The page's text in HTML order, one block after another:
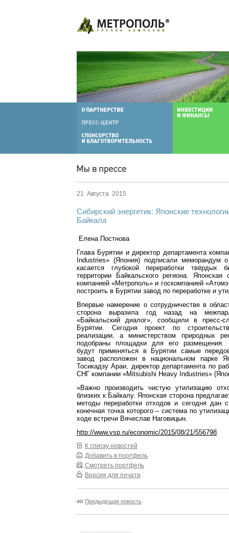
21 Августа 2015
Сибирский энергетик: Японские
Байкала
Елена Постнова
Глава Бурятии и директор департамента
Industries» (Япония) подписали меморандум
касается глубокой переработки твёрдых
территории Байкальского региона. Японская
компанией «Метрополь» и госкомпанией
построить в Бурятии завод по переработке и
Впервые намерение о сотрудничестве в
сторона выразила год назад на
«Байкальский диалог», сообщили в пресс-
Бурятии. Сегодня проект по
реализации, а министерством природных
подобраны площадки для его размещения.
будут применяться в Бурятии самые
завод расположен в национальном парке
Тосикадзу Араи, директор департамента по
СНГ компании «Mitsubishi Heavy Industries»
«Важно производить чистую утилизацию
близких к Байкалу. Японская сторона
методы переработки отходов и сегодня дан
конечная точка которого – система по
ходе встречи Вячеслав Наговицын.
http://www.vsp.ru/economic/2015/08/21/556798
К списку новостей
Добавить в портфель
Смотреть портфель
Версия для печати
Предыдущая новость